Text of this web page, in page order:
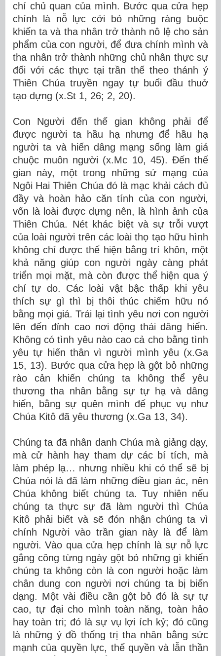
chí chủ quan của mình. Bước qua cửa hẹp
chính là nỗ lực cởi bỏ những ràng buộc
khiến ta và tha nhân trở thành nô lệ cho sản
phẩm của con người, để đưa chính mình và
tha nhân trở thành những chủ nhân thực sự
đối với các thực tại trần thế theo thánh ý
Thiên Chúa truyền ngay tự buổi đầu thuở
tạo dựng (x.St 1, 26; 2, 20).
Con Người đến thế gian không phải để
được người ta hầu hạ nhưng để hầu hạ
người ta và hiến dâng mạng sống làm giá
chuộc muôn người (x.Mc 10, 45). Đến thế
gian này, một trong những sứ mạng của
Ngôi Hai Thiên Chúa đó là mạc khải cách đủ
đầy và hoàn hảo căn tính của con người,
vốn là loài được dựng nên, là hình ảnh của
Thiên Chúa. Nét khác biệt và sự trỗi vượt
của loài người trên các loài thọ tạo hữu hình
không chỉ được thể hiện bằng trí khôn, một
khả năng giúp con người ngày càng phát
triển mọi mặt, mà còn được thể hiện qua ý
chí tự do. Các loài vật bậc thấp khi yêu
thích sự gì thì bị thôi thúc chiếm hữu nó
bằng mọi giá. Trái lại tình yêu nơi con người
lên đến đỉnh cao nơi động thái dâng hiến.
Không có tình yêu nào cao cả cho bằng tình
yêu tự hiến thân vì người mình yêu (x.Ga
15, 13). Bước qua cửa hẹp là gột bỏ những
rào cản khiến chúng ta không thể yêu
thương tha nhân bằng sự tự hạ và dâng
hiến, bằng sự quên mình để phục vụ như
Chúa Kitô đã yêu thương (x.Ga 13, 34).
Chúng ta đã nhân danh Chúa mà giảng dạy,
mà cử hành hay tham dự các bí tích, mà
làm phép lạ… nhưng nhiều khi có thể sẽ bị
Chúa nói là đã làm những điều gian ác, nên
Chúa không biết chúng ta. Tuy nhiên nếu
chúng ta thực sự đã làm người thì Chúa
Kitô phải biết và sẽ đón nhận chúng ta vì
chính Người vào trần gian này là để làm
người. Vào qua cửa hẹp chính là sự nỗ lực
gắng công từng ngày gột bỏ những gì khiến
chúng ta không còn là con người hoặc làm
chân dung con người nơi chúng ta bị biến
dạng. Một vài điều cần gột bỏ đó là sự tự
cao, tự đại cho mình toàn năng, toàn hảo
hay toàn tri; đó là sự vụ lợi ích kỷ; đó cũng
là những ý đồ thống trị tha nhân bằng sức
mạnh của quyền lực, thế quyền và lẫn thần